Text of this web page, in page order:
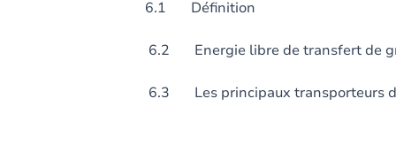
6.1 Définition
6.2 Energie libre de transfert de
6.3 Les principaux transporteurs de